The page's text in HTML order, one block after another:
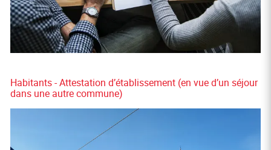
Habitants - Attestation d’établissement (en vue d’un séjour
dans une autre commune)